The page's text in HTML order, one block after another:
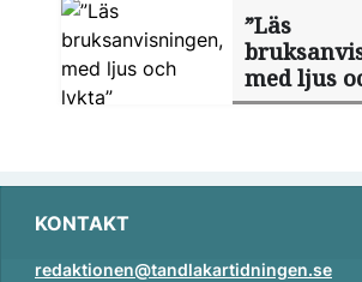
”Läs
med ljus
KONTAKT
redaktionen@tandlakartidningen.se